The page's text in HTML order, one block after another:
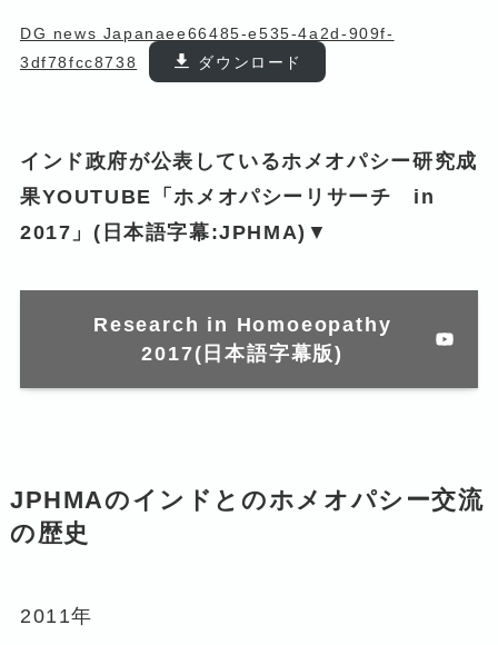
DG news Japanaee66485-e535-4a2d-909f-
3df78fcc8738
ダウンロード
インド政府が公表しているホメオパシー研究成
果YOUTUBE「ホメオパシーリサーチ in
2017」(日本語字幕:JPHMA) ▼
Research in Homoeopathy
2017(日本語字幕版)
JPHMAのインドとのホメオパシー交流
の歴史
2011年